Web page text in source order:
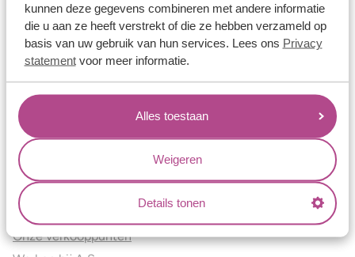
kunnen deze gegevens combineren met andere informatie
die u aan ze heeft verstrekt of die ze hebben verzameld op
basis van uw gebruik van hun services. Lees ons Privacy
statementvoor meer informatie.
Alles toestaan
Weigeren
Details tonen
Historie
Certificaten
Blogs
Jouw voordelen
Conflictvrije Materialen
Oneindig veel mogelijkheden
Kwaliteit
Juweliers & Contact
Onze verkooppunten